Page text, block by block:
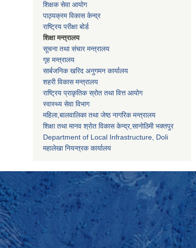
शिक्षक सेवा आयोग
पाठ्यक्रम विकास केन्द्र
राष्ट्रिय परीक्षा बोर्ड
शिक्षा मन्त्रालय
सूचना तथा संचार मन्त्रालय
गृह मन्त्रालय
सार्बजनिक खरिद अनुगमन कार्यालय
शहरी विकास मन्त्रालय
राष्ट्रिय प्राकृतिक स्रोत तथा वित्त आयोग
स्वास्थ्य सेवा विभाग
महिला,बालवालिका तथा जेष्ठ नागरिक मन्त्रालय
शिक्षा तथा मानव श्राेत विकास केन्द्र,सानाेठिमी भक्तपुर
Department of Local Infrastructure, Doli
महालेखा नियन्त्रक कार्यालय